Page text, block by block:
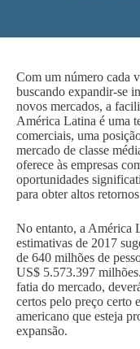
Com um número cada
buscando expandir-se
novos mercados, a
América Latina é uma
comerciais, uma
mercado de classe
oferece às empresas
oportunidades
para obter altos
No entanto, a América
estimativas de 2017
de 640 milhões de
US$ 5.573.397
fatia do mercado,
certos pelo preço certo
americano que esteja
expansão.